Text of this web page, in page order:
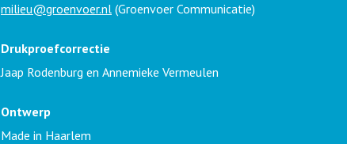
milieu@groenvoer.nl (Groenvoer Communicatie)
Drukproefcorrectie
Jaap Rodenburg en Annemieke Vermeulen
Ontwerp
Made in Haarlem